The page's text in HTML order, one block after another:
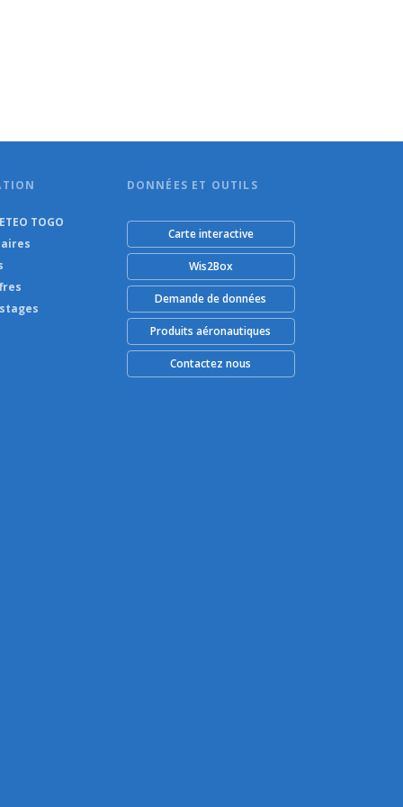
TOGO
DONNÉES ET OUTILS
Carte interactive
Wis2Box
Demande de données
Produits aéronautiques
Contactez nous